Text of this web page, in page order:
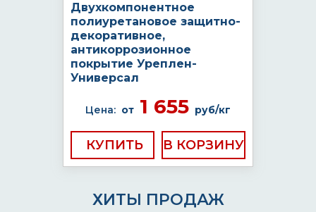
Двухкомпонентное
полиуретановое защитно-
декоративное,
антикоррозионное
покрытие Уреплен-
Универсал
Цена: от 1 655 руб/кг
КУПИТЬ
ХИТЫ ПРОДАЖ